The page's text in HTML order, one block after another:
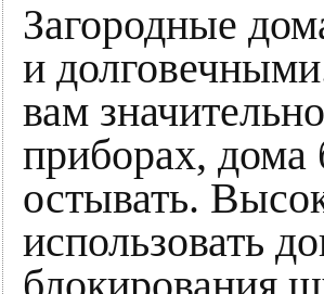
Загородные
и
вам
приборах, дома
остывать.
использовать